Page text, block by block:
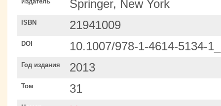
Springer, New York
ISBN 21941009
DOI 10.1007/978-1-4614-5134-
Год издания 2013
Том 31